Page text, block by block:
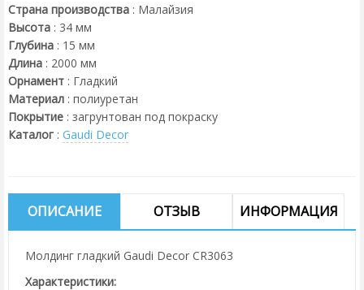
Страна производства : Малайзия
Высота : 34 мм
Глубина : 15 мм
Длина : 2000 мм
Орнамент : Гладкий
Материал : полиуретан
Покрытие : загрунтован под покраску
Каталог : Gaudi Decor
ОПИСАНИЕ ОТЗЫВ ИНФОРМАЦИЯ
Молдинг гладкий Gaudi Decor CR3063
Характеристики: